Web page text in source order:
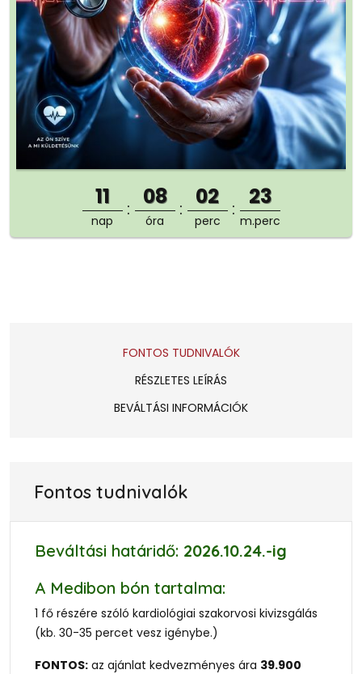
11
nap
08
óra
02
perc
22
m.perc
FONTOS TUDNIVALÓK
RÉSZLETES LEÍRÁS
BEVÁLTÁSI INFORMÁCIÓK
Fontos tudnivalók
Beváltási határidő: 2026.10.24.-ig
A Medibon bón tartalma:
1 fő részére szóló kardiológiai szakorvosi kivizsgálás
(kb. 30-35 percet vesz igénybe.)
FONTOS: az ajánlat kedvezményes ára 39.900